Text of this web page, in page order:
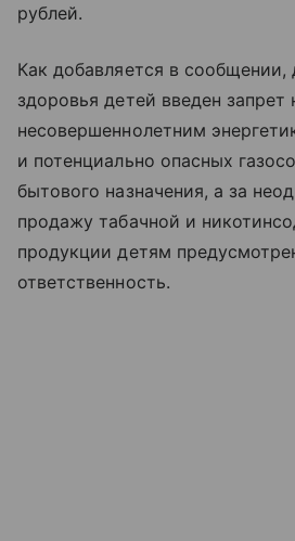
рублей.
Как добавляется в сообщении,
здоровья детей введен
несовершеннолетним
и потенциально опасных
бытового назначения, а за
продажу табачной и
продукции детям
ответственность.